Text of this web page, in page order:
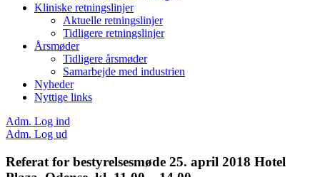
Kliniske retningslinjer
Aktuelle retningslinjer
Tidligere retningslinjer
Årsmøder
Tidligere årsmøder
Samarbejde med industrien
Nyheder
Nyttige links
Adm. Log ind
Adm. Log ud
Referat for bestyrelsesmøde 25. april 2018 Hotel